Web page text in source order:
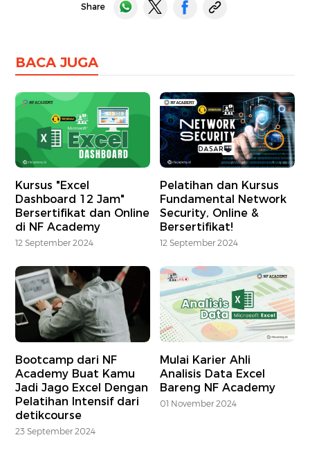
Share
BACA JUGA
Kursus "Excel
Dashboard 12 Jam"
Bersertifikat dan Online
di NF Academy
12 September 2024
Pelatihan dan Kursus
Fundamental Network
Security, Online &
Bersertifikat!
12 September 2024
Bootcamp dari NF
Academy Buat Kamu
Jadi Jago Excel Dengan
Pelatihan Intensif dari
detikcourse
23 September 2024
Mulai Karier Ahli
Analisis Data Excel
Bareng NF Academy
01 November 2024